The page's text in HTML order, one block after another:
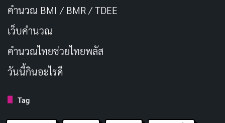
คำนวณ BMI / BMR / TDEE
เว็บคํานวณ
คํานวณไทยช่วยไทยพลัส
วันนี้กินอะไรดี
Tag